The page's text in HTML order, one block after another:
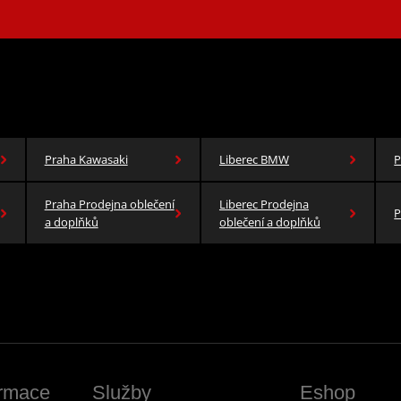
Praha Kawasaki Liberec BMW
Praha Prodejna oblečení
a doplňků
Liberec Prodejna
oblečení a doplňků
Služby Eshop